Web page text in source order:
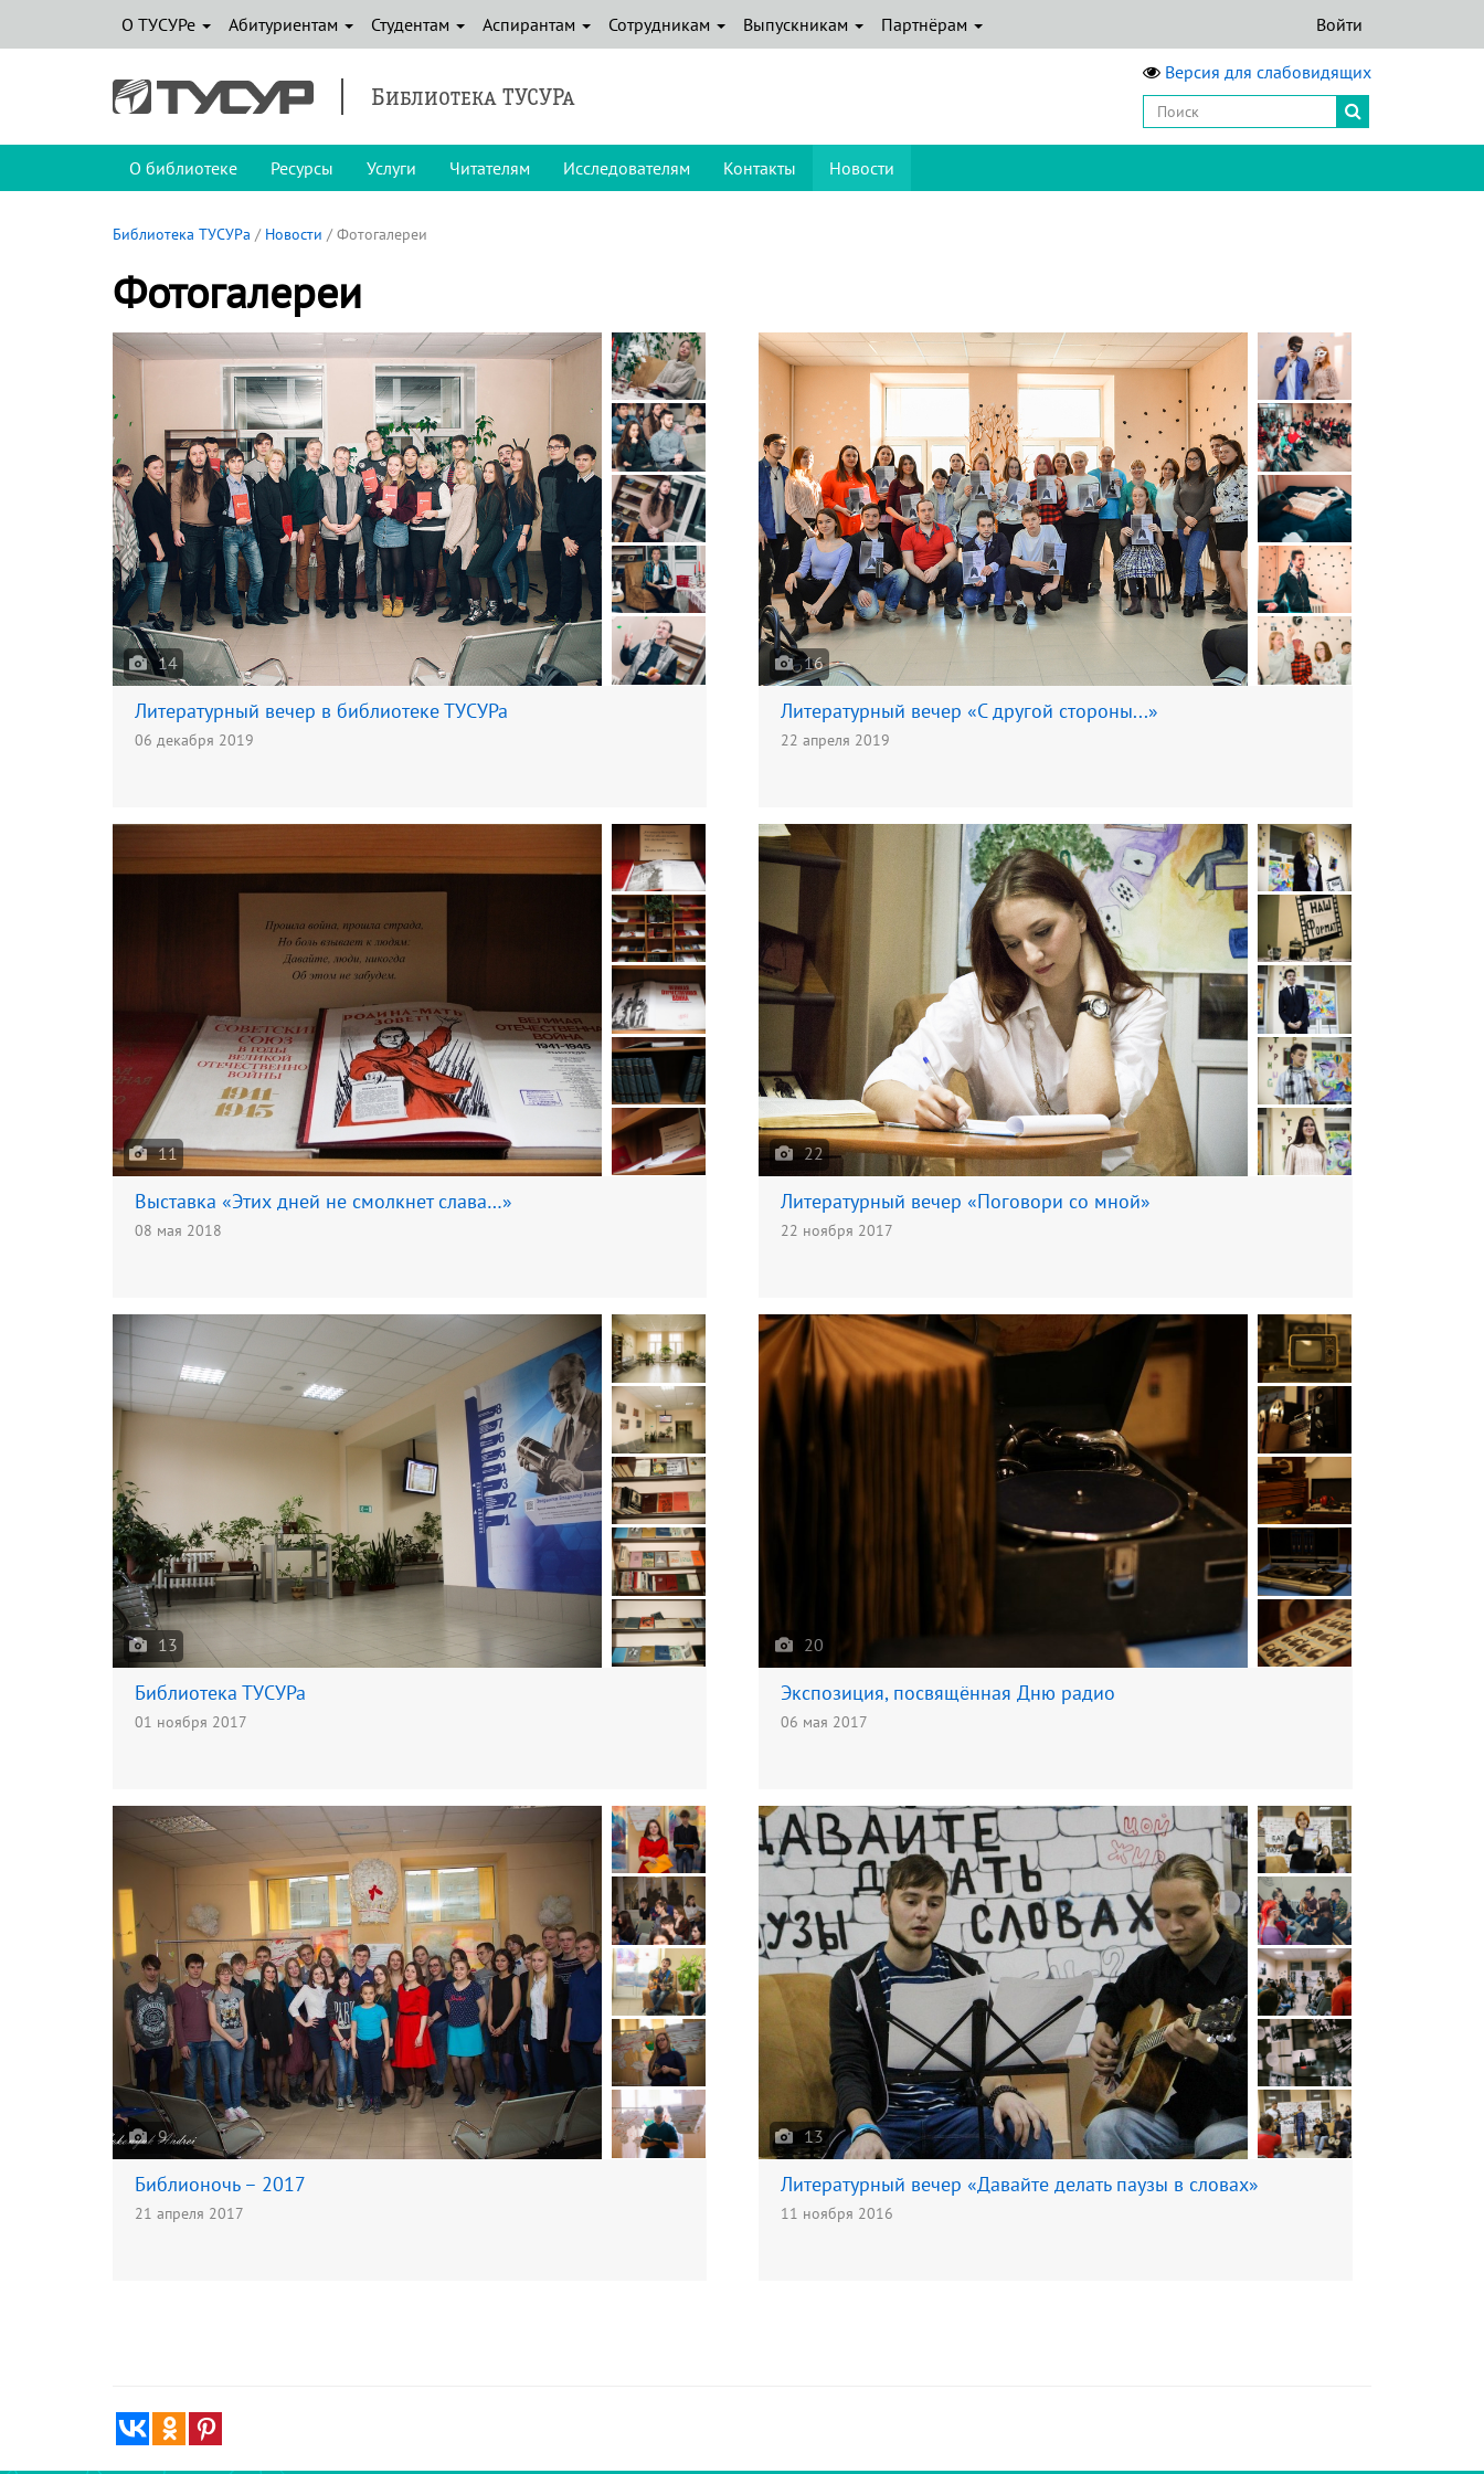
О ТУСУРе Абитуриентам Студентам Аспирантам Сотрудникам Выпускникам Партнёрам Войти
Библиотека ТУСУРа
Версия для слабовидящих
О библиотеке Ресурсы Услуги Читателям Исследователям Контакты Новости
Библиотека ТУСУРа / Новости / Фотогалереи
Фотогалереи
14
Литературный вечер в библиотеке ТУСУРа
06 декабря 2019
16
Литературный вечер «С другой стороны...»
22 апреля 2019
11
Выставка «Этих дней не смолкнет слава…»
08 мая 2018
22
Литературный вечер «Поговори со мной»
22 ноября 2017
13
Библиотека ТУСУРа
01 ноября 2017
20
Экспозиция, посвящённая Дню радио
06 мая 2017
9
Библионочь – 2017
21 апреля 2017
13
Литературный вечер «Давайте делать паузы в словах»
11 ноября 2016